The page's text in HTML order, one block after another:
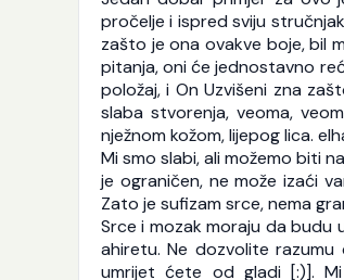
pročelje i ispred sviju
zašto je ona ovakve boje, bil
pitanja, oni će jednostavno
položaj, i On Uzvišeni zna
slaba stvorenja, veoma,
nježnom kožom, lijepog lica.
Mi smo slabi, ali možemo biti
je ograničen, ne može izaći
Zato je sufizam srce, nema
Srce i mozak moraju da budu
ahiretu. Ne dozvolite
umrijet ćete od gladi [:)].